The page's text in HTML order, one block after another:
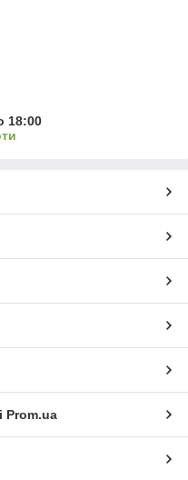
18:00
Prom.ua